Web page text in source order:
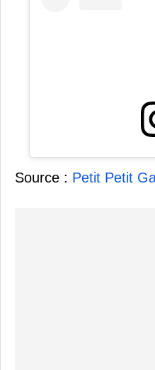
Source : Petit Petit